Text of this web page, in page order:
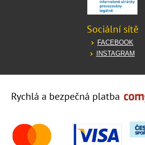
Sociální sítě
FACEBOOK
INSTAGRAM
Rychlá a bezpečná platba